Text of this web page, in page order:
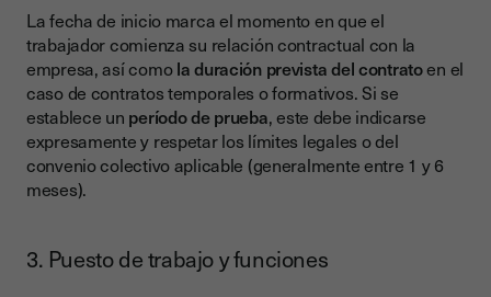
La fecha de inicio marca el momento en que el
trabajador comienza su relación contractual con la
empresa, así comola duración prevista del contratoen el
caso de contratos temporales o formativos. Si se
establece un período de prueba, este debe indicarse
expresamente y respetar los límites legales o del
convenio colectivo aplicable (generalmente entre 1 y 6
meses).
3. Puesto de trabajo y funciones